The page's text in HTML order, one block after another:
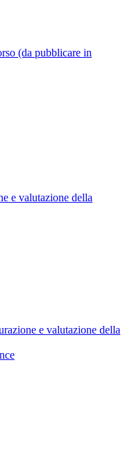
(da pubblicare in
e valutazione della
e valutazione della